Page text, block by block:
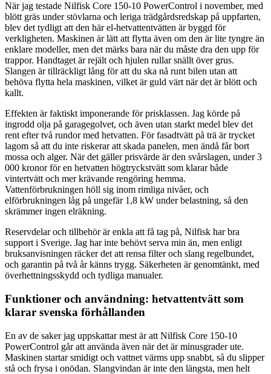
När jag testade Nilfisk Core 150-10 PowerControl i november, med
blött gräs under stövlarna och leriga trädgårdsredskap på uppfarten,
blev det tydligt att den här el-hetvattentvätten är byggd för
verkligheten. Maskinen är lätt att flytta även om den är lite tyngre än
enklare modeller, men det märks bara när du måste dra den upp för
trappor. Handtaget är rejält och hjulen rullar snällt över grus.
Slangen är tillräckligt lång för att du ska nå runt bilen utan att
behöva flytta hela maskinen, vilket är guld värt när det är blött och
kallt.
Effekten är faktiskt imponerande för prisklassen. Jag körde på
ingrodd olja på garagegolvet, och även utan starkt medel blev det
rent efter två rundor med hetvatten. För fasadtvätt på trä är trycket
lagom så att du inte riskerar att skada panelen, men ändå får bort
mossa och alger. När det gäller prisvärde är den svårslagen, under 3
000 kronor för en hetvatten högtryckstvätt som klarar både
vintertvätt och mer krävande rengöring hemma.
Vattenförbrukningen höll sig inom rimliga nivåer, och
elförbrukningen låg på ungefär 1,8 kW under belastning, så den
skrämmer ingen elräkning.
Reservdelar och tillbehör är enkla att få tag på, Nilfisk har bra
support i Sverige. Jag har inte behövt serva min än, men enligt
bruksanvisningen räcker det att rensa filter och slang regelbundet,
och garantin på två år känns trygg. Säkerheten är genomtänkt, med
överhettningsskydd och tydliga manualer.
Funktioner och användning: hetvattentvätt som
klarar svenska förhållanden
En av de saker jag uppskattar mest är att Nilfisk Core 150-10
PowerControl går att använda även när det är minusgrader ute.
Maskinen startar smidigt och vattnet värms upp snabbt, så du slipper
stå och frysa i onödan. Slangvindan är inte den längsta, men helt